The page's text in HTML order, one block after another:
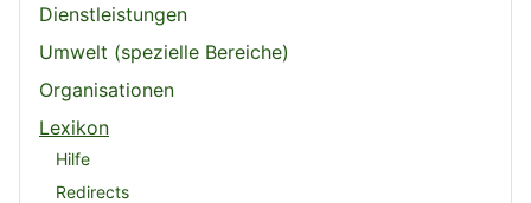
Dienstleistungen
Umwelt (spezielle Bereiche)
Organisationen
Lexikon
Hilfe
Redirects